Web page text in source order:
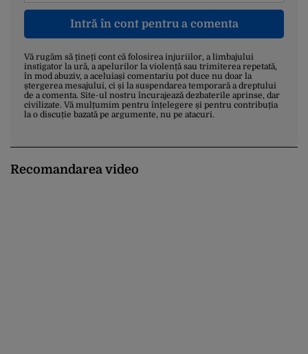
Intră în cont pentru a comenta
Vă rugăm să țineți cont că folosirea injuriilor, a limbajului
instigator la ură, a apelurilor la violență sau trimiterea repetată,
în mod abuziv, a aceluiași comentariu pot duce nu doar la
ștergerea mesajului, ci și la suspendarea temporară a dreptului
de a comenta. Site-ul nostru încurajează dezbaterile aprinse, dar
civilizate. Vă mulțumim pentru înțelegere și pentru contribuția
la o discuție bazată pe argumente, nu pe atacuri.
Recomandarea video